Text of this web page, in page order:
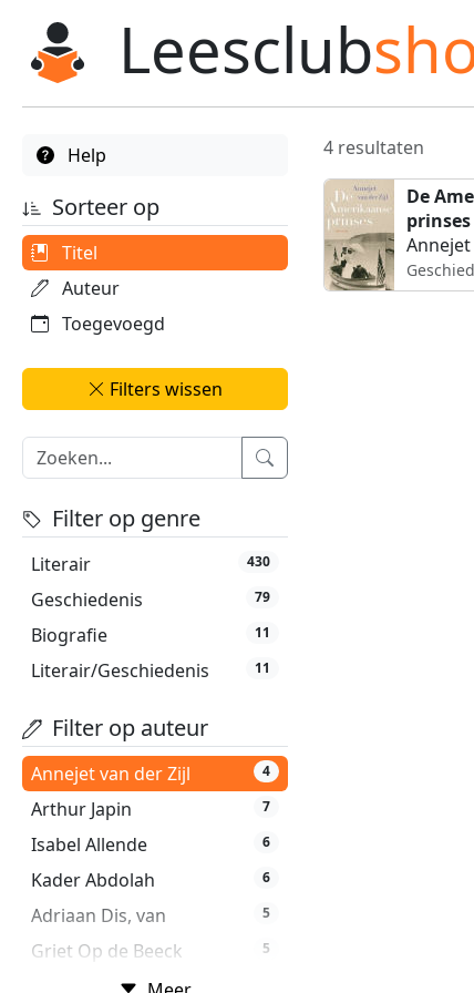
Leesclub
Help
Sorteer op
Titel
Auteur
Toegevoegd
Filters wissen
Filter op genre
Literair 430
Geschiedenis 79
Biografie 11
Literair/Geschiedenis 11
Filter op auteur
Arthur Japin 7
Isabel Allende 6
Kader Abdolah 6
Adriaan Dis, van 5
Griet Op de Beeck 5
Ian McEwan
Annejet van der Zijl 4
4 resultaten
De
prinses